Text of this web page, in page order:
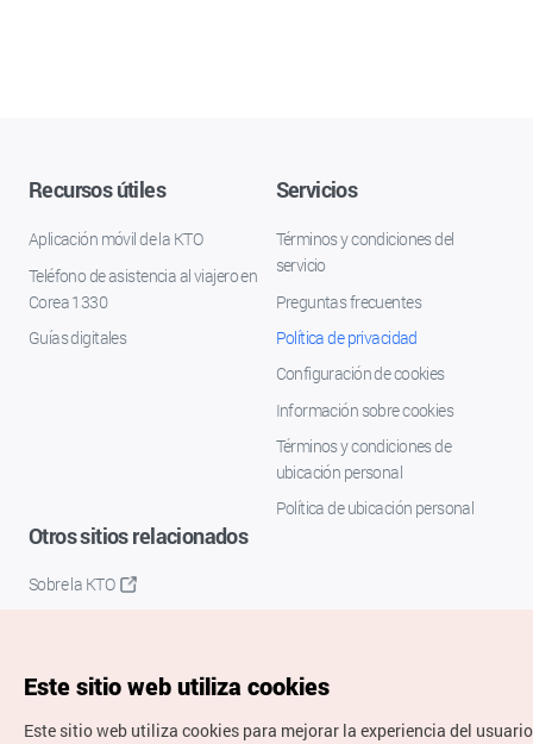
Recursos útiles
Aplicación móvil de la KTO
Teléfono de asistencia al viajero en
Corea 1330
Guías digitales
Servicios
Términos y condiciones del
servicio
Preguntas frecuentes
Política de privacidad
Configuración de cookies
Información sobre cookies
Términos y condiciones de
ubicación personal
Política de ubicación personal
Otros sitios relacionados
Sobre la KTO
Este sitio web utiliza cookies
Este sitio web utiliza cookies para mejorar la experiencia del